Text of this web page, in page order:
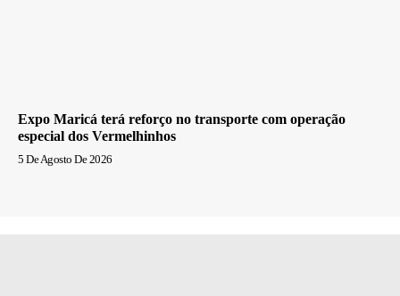
Expo Maricá terá reforço no transporte com operação
especial dos Vermelhinhos
5 De Agosto De 2026